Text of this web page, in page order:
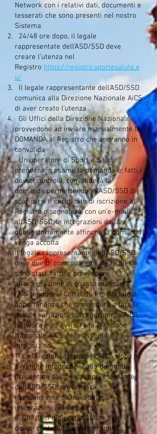
Network con i relativi dati, documenti e
tesserati che sono presenti nel nostro
Sistema
24/48 ore dopo, il legale
rappresentate dell’ASD/SSD deve
creare l’utenza nel
Registro https://registro.sportesalute.e
u/
Il legale rappresentante dell’ASD/SSD
comunica alla Direzione Nazionale AiCS
di aver creato l’utenza
Gli Uffici della Direzione Nazionale
provvedono ad inviare manualmente la
DOMANDA al Registro che andranno in
convalida
Un operatore di Sport e Salute
prenderà in esame la domanda e, fatti i
dovuti controlli, convaliderà la
domanda permettendo all’ASD/SSD di
scaricarsi il certificato di iscrizione al
Registro o segnalerà, con un’e-mail
all’ASD/SSD, le integrazioni da fare
obbligatoriamente affinché la domanda
venga accolta
Il legale rappresentante dell’ASD/SSD
deve quindi controllare quale richieste
sono state fatte e provvedere
all’integrazione di quanto mancante
rivolgendosi al Comitato Provinciale di
appartenenza che provvederà a fare le
dovute variazioni sul programma AiCS
Network e ad avvisare la Direzione
Nazionale AiCS delle avvenute
integrazioni.
7. La Direzione Nazionale AiCS, dopo le
avvenute integrazioni alla domanda
presentate dal legale rappresentante
dell’ASD/SSD, provvederà
manualmente all’invio delle
integrazioni nel Registro.
8. Gli Uffici di Sport e Salute, fatti i
dovuti controlli, convalideranno la